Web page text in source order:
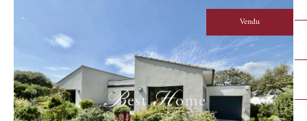
Vendu